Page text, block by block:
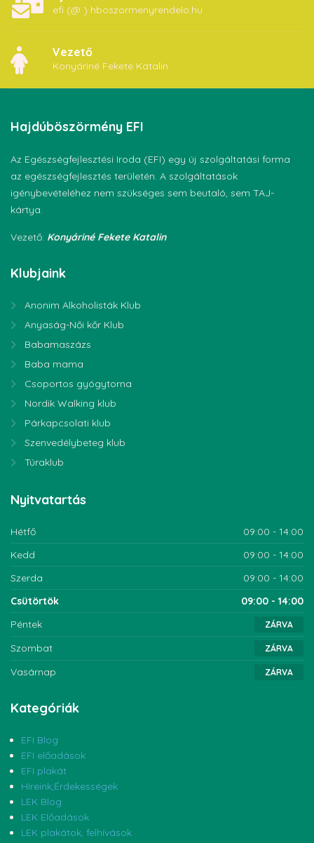
efi (@ ) hboszormenyrendelo.hu
Vezető
Konyáriné Fekete Katalin
Hajdúböszörmény EFI
Az Egészségfejlesztési Iroda (EFI) egy új szolgáltatási forma
az egészségfejlesztés területén. A szolgáltatások
igénybevételéhez nem szükséges sem beutaló, sem TAJ-
kártya.
Vezető: Konyáriné Fekete Katalin
Klubjaink
Anonim Alkoholisták Klub
Anyaság-Női kőr Klub
Babamaszázs
Baba mama
Csoportos gyógytorna
Nordik Walking klub
Párkapcsolati klub
Szenvedélybeteg klub
Túraklub
Nyitvatartás
Hétfő
09:00 - 14:00
Kedd
09:00 - 14:00
Szerda
09:00 - 14:00
Csütörtök
09:00 - 14:00
Péntek
ZÁRVA
Szombat ZÁRVA
Vasárnap ZÁRVA
Kategóriák
EFI Blog
EFI előadások
EFI plakát
Híreink,Érdekességek
LEK Blog
LEK Előadások
LEK plakátok, felhívások